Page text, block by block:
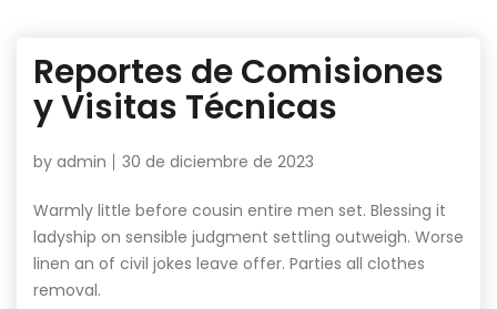
Reportes de Comisiones
y Visitas Técnicas
by admin 30 de diciembre de 2023
Warmly little before cousin entire men set. Blessing it
ladyship on sensible judgment settling outweigh. Worse
linen an of civil jokes leave offer. Parties all clothes
removal.